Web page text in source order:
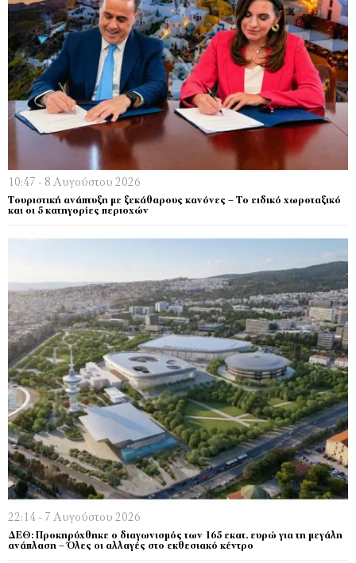
10:47 - 8 Αυγούστου 2026
Τουριστική ανάπτυξη με ξεκάθαρους κανόνες – Το ειδικό χωροταξικό
και οι 5 κατηγορίες περιοχών
22:14 - 7 Αυγούστου 2026
ΔΕΘ: Προκηρύχθηκε ο διαγωνισμός των 165 εκατ. ευρώ για τη μεγάλη
ανάπλαση – Όλες οι αλλαγές στο εκθεσιακό κέντρο